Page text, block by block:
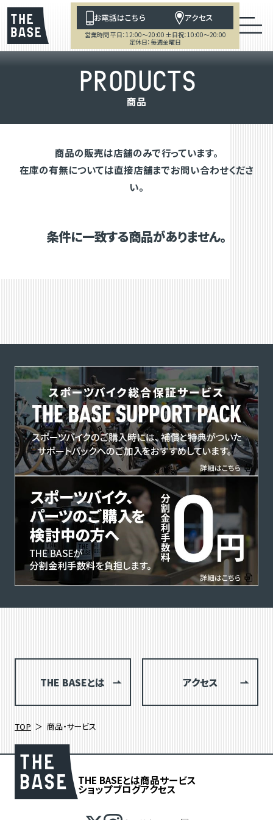
お電話はこちら アクセス
営業時間 平日：12:00～20:00 土日祝：10:00～20:00
定休日：毎週金曜日
PRODUCTS
商品
商品の販売は店舗のみで行っています。
在庫の有無については直接店舗までお問い合わせくださ
い。
条件に一致する商品がありません。
THE BASEとは アクセス
TOP 商品・サービス
THE BASEとは商品サービス
ショップブログアクセス